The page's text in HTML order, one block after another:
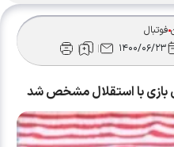
۰۶/۲۳
با استقلال مشخص شد